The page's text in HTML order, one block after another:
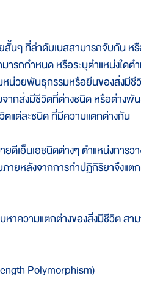
ๆ ที่ลำดับเบสสามารถจับกัน หรื
ารถกำหนด หรือระบุตำแหน่งใดต
น่วยพันธุกรรมหรือยีนของสิ่งมีชี
ากสิ่งมีชีวิตที่ต่างชนิด หรือต่างพั
ตแต่ละชนิด ที่มีความแตกต่างกัน
อ็นเอชนิดต่างๆ ตำแหน่งการว
ยหลังจากการทำปฏิกิริยาจึงแต
หาความแตกต่างของสิ่งมีชีวิต ส
Polymorphism)